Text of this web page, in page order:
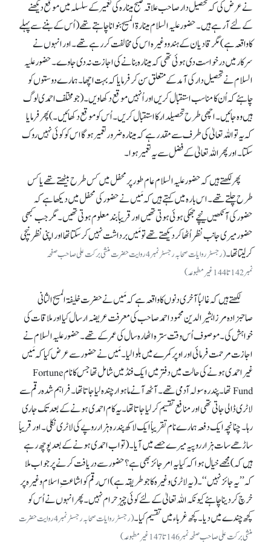
نے عرض کی کہ تحصیل دار صاحب علاقہ صبح مینارہ کی تعمیر کے سلسلہ میں موقع دیکھنے
کے لئے آ رہے ہیں۔ حضور علیہ السلام مینارۃ المسیح بنوانا چاہتے تھے (اُس کے بننے سے پہلے
کا واقعہ ہے) مگر قادیان کے ہندو وغیرہ اس کی مخالفت کر رہے تھے۔ اور انہوں نے
سرکار میں درخواست دی ہوئی تھی کہ مینارہ بنانے کی اجازت نہ دی جاوے۔ حضور علیہ
السلام نے تحصیل دار کی آمد کے متعلق سن کر فرمایا کہ بہت اچھا۔ ہمارے دوستوں کو
چاہئے کہ اُن کا مناسب استقبال کریں اور اُنہیں موقع دکھاویں۔ (جو مختلف احمدی لوگ
ہیں وہ جائیں۔ اچھی طرح تحصیلدار کا استقبال کریں۔ اُس کو موقع دکھائیں۔) پھر فرمایا
کہ یہ تو اللہ تعالیٰ کی طرف سے مقدر ہے کہ مینارہ ضرور تعمیر ہو گا اس کو کوئی نہیں روک
سکتا۔ اور پھر اللہ تعالیٰ کے فضل سے یہ تعمیر ہوا۔
پھر لکھتے ہیں کہ حضور علیہ السلام عام طورپرمحفل میں کس طرح بیٹھتے تھے یا کس
طرح چلتے تھے۔ اس بارہ میں کہتے ہیں کہ مَیں نے حضور کی محفل میں دیکھا ہے کہ
حضور کی آنکھیں نیچے جھکی ہوئی ہوتی تھیں اور قریباً بند معلوم ہوتی تھیں۔ مگر جب کبھی
حضور میری جانب نظر اُٹھا کر دیکھتے تھے تو مَیں برداشت نہیں کر سکتا تھا اور اپنی نظر نیچی
کر لیتا تھا۔
(رجسٹر روایات صحابہ رجسٹر نمبر 4روایت حضرت منشی برکت علی صاحب صفحہ
نمبر142تا144غیر مطبوعہ)
لکھتے ہیں کہ غالباً آخری دنوں کا واقعہ ہے کہ مَیں نے حضرت خلیفۃ المسیح الثانی
صاحبزادہ مرزا بشیر الدین محمود احمد صاحب کی معرفت عریضہ ارسال کیا اور ملاقات کی
خواہش کی۔ موصوف اُس وقت سترہ اٹھارہ سال کی عمر کے تھے۔ حضور علیہ السلام نے
اجازت مرحمت فرمائی اور اوپر کمرے میں بلوا لیا۔ مَیں نے حضور سے عرض کیا کہ مَیں
غیر احمدی ہونے کی حالت میں دفتر میں ایک فنڈ میں شامل تھا جس کا نامFortune
Fund تھا۔ پندرہ سولہ آدمی تھے۔ آٹھ آنے ماہوار چندہ لیا جاتا تھا۔ فراہم شدہ رقم سے
لاٹری ڈالی جاتی تھی اور منافع تقسیم کر لیا جاتا تھا۔ یہ کام احمدی ہونے کے بعد تک جاری
رہا۔ چنانچہ ایک دفعہ ہمارے نام تقریباً ایک لاکھ پندرہ ہزار روپے کی لاٹری نکلی۔ اور قریباً
ساڑھے سات ہزار روپیہ میرے حصے میں آیا۔ (تواب احمدی ہونے کے بعدپوچھ رہے
ہیں کہ) مجھے خیال ہوا کہ کیا یہ امر جائز بھی ہے؟ حضور سے دریافت کرنے پر جواب ملا
کہ’’یہ جائز نہیں‘‘۔ (یہ لاٹری وغیرہ کا جوطریقہ ہے) اس رقم کو اشاعتِ اسلام وغیرہ پر
خرچ کر دینا چاہئے کیونکہ اللہ تعالیٰ کے لئے کوئی چیز حرام نہیں۔ پھر انہوں نے اُس کو
کچھ چندے میں دیا۔ کچھ غرباء میں تقسیم کیا۔
(رجسٹر روایات صحابہ رجسٹر نمبر 4روایت حضرت
منشی برکت علی صاحب صفحہ نمبر146تا147غیر مطبوعہ)